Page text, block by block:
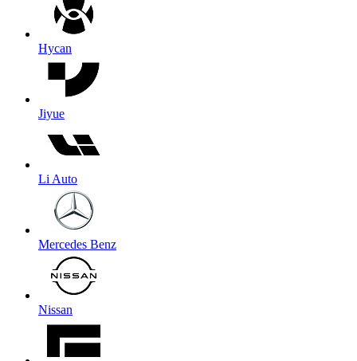
Hycan
Jiyue
Li Auto
Mercedes Benz
Nissan